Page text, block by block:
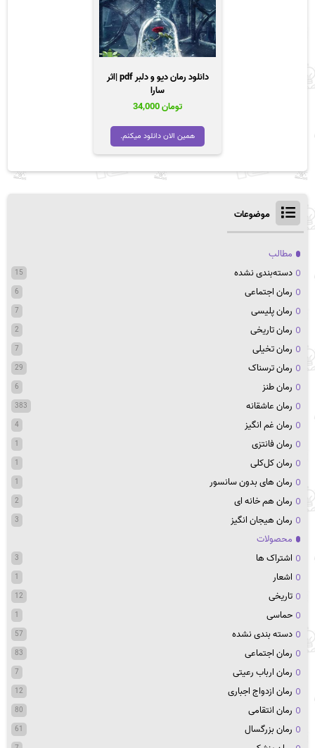
دانلود رمان دیو و دلبر pdf |اثر
سارا
تومان
همین الان دانلود میکنم.
موضوعات
مطالب
دسته‌بندی نشده
15
رمان اجتماعی 6
رمان پلیسی 7
رمان تاریخی 2
رمان تخیلی 7
رمان ترسناک 29
رمان طنز 6
رمان عاشقانه 383
رمان غم انگیز 4
رمان فانتزی 1
رمان کل‌کلی 1
رمان های بدون سانسور 1
رمان هم خانه ای 2
رمان هیجان انگیز 3
محصولات
اشتراک ها
3
اشعار 1
تاریخی 12
حماسی 1
دسته بندی نشده 57
رمان اجتماعی 83
رمان ارباب رعیتی 7
رمان ازدواج اجباری 12
رمان انتقامی 80
رمان بزرگسال 61